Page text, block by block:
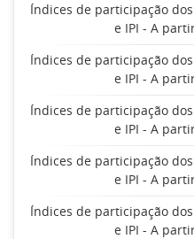
Índices de participação
e IPI - A
Índices de participação
e IPI - A
Índices de participação
e IPI - A
Índices de participação
e IPI - A
Índices de participação
e IPI - A